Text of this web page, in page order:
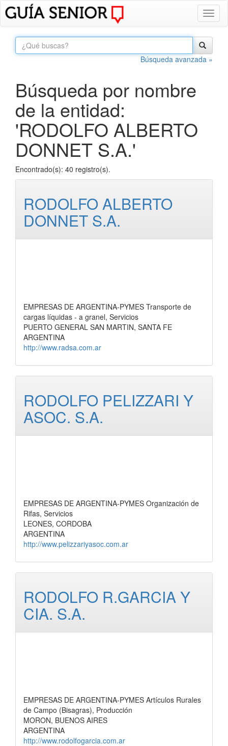
Búsqueda avanzada »
Búsqueda por nombre
de la entidad:
'RODOLFO ALBERTO
DONNET S.A.'
Encontrado(s): 40 registro(s).
RODOLFO ALBERTO
DONNET S.A.
EMPRESAS DE ARGENTINA-PYMES Transporte de
cargas líquidas - a granel, Servicios
PUERTO GENERAL SAN MARTIN, SANTA FE
ARGENTINA
http://www.radsa.com.ar
RODOLFO PELIZZARI Y
ASOC. S.A.
EMPRESAS DE ARGENTINA-PYMES Organización de
Rifas, Servicios
LEONES, CORDOBA
ARGENTINA
http://www.pelizzariyasoc.com.ar
RODOLFO R.GARCIA Y
CIA. S.A.
EMPRESAS DE ARGENTINA-PYMES Artículos Rurales
de Campo (Bisagras), Producción
MORON, BUENOS AIRES
ARGENTINA
http://www.rodolfogarcia.com.ar